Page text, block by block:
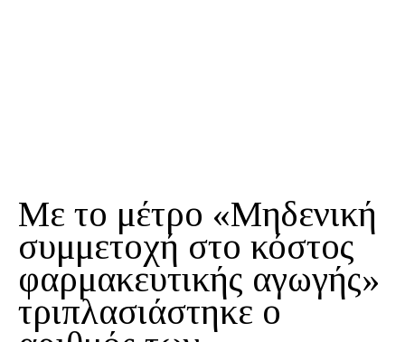
Με το μέτρο «Μηδενική
συμμετοχή στο κόστος
φαρμακευτικής αγωγής»
τριπλασιάστηκε ο